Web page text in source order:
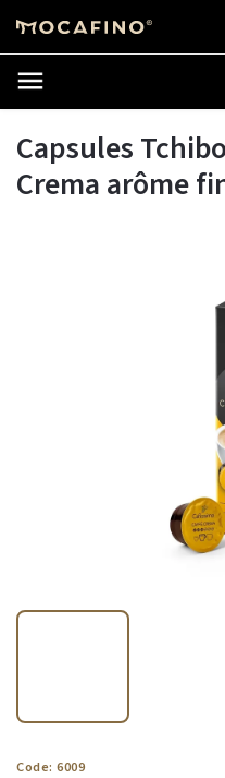
Chercher
Capsules
Crema arôme
Code: 6009